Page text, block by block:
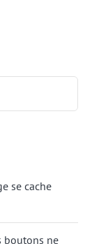
se cache
boutons ne